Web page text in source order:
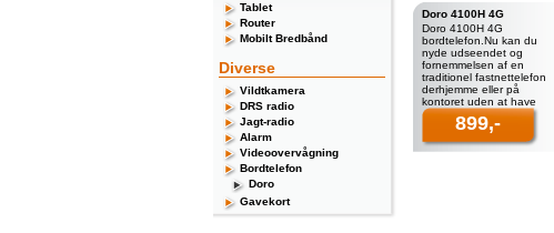
Tablet
Router
Mobilt Bredbånd
Diverse
Vildtkamera
DRS radio
Jagt-radio
Alarm
Videoovervågning
Bordtelefon
Doro
Gavekort
Doro 4100H 4G
Doro 4100H 4G
bordtelefon.Nu kan du
nyde udseendet og
fornemmelsen af en
traditionel fastnettelefon
derhjemme eller på
kontoret uden at have
fastnet. I modsætning til
almindelige s
899,-